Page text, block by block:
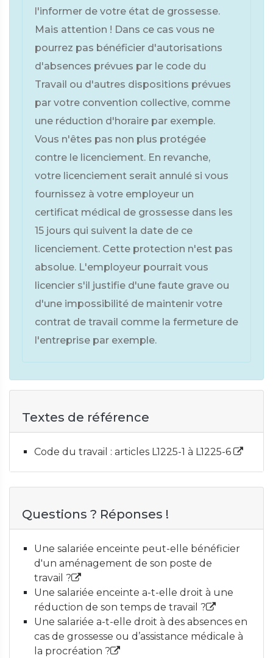
l'informer de votre état de grossesse.
Mais attention ! Dans ce cas vous ne
pourrez pas bénéficier d'autorisations
d'absences prévues par le code du
Travail ou d'autres dispositions prévues
par votre convention collective, comme
une réduction d'horaire par exemple.
Vous n'êtes pas non plus protégée
contre le licenciement. En revanche,
votre licenciement serait annulé si vous
fournissez à votre employeur un
certificat médical de grossesse dans les
15 jours qui suivent la date de ce
licenciement. Cette protection n'est pas
absolue. L'employeur pourrait vous
licencier s'il justifie d'une faute grave ou
d'une impossibilité de maintenir votre
contrat de travail comme la fermeture de
l'entreprise par exemple.
Textes de référence
Code du travail : articles L1225-1 à L1225-6
Questions ? Réponses !
Une salariée enceinte peut-elle bénéficier
d'un aménagement de son poste de
travail ?
Une salariée enceinte a-t-elle droit à une
réduction de son temps de travail ?
Une salariée a-t-elle droit à des absences en
cas de grossesse ou d’assistance médicale à
la procréation ?